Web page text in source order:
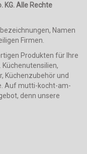
KG. Alle Rechte
Namen
Firmen.
Produkten für Ihre
Küchenutensilien,
Küchenzubehör und
Auf mutti-kocht-am-
denn unsere